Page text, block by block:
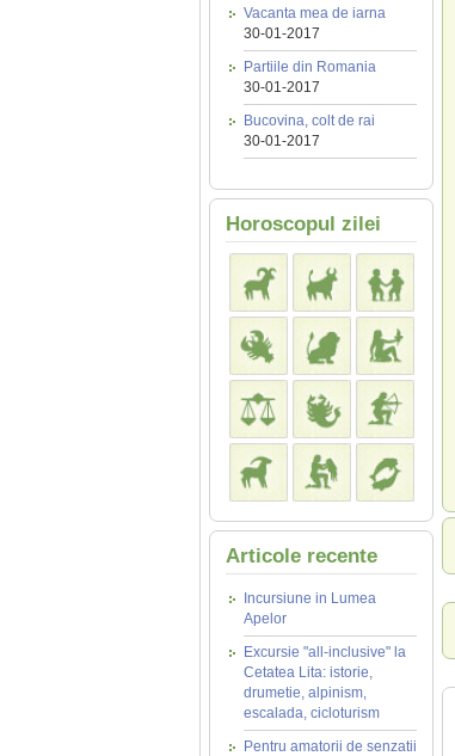
Vacanta mea de iarna
30-01-2017
Partiile din Romania
30-01-2017
Bucovina, colt de rai
30-01-2017
Horoscopul zilei
Articole recente
Incursiune in Lumea
Apelor
Excursie "all-inclusive" la
Cetatea Lita: istorie,
drumetie, alpinism,
escalada, cicloturism
Pentru amatorii de senzatii